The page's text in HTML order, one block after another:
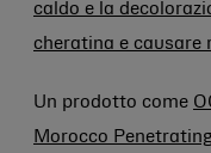
caldo e la
cheratina e causare
Un prodotto come
Morocco